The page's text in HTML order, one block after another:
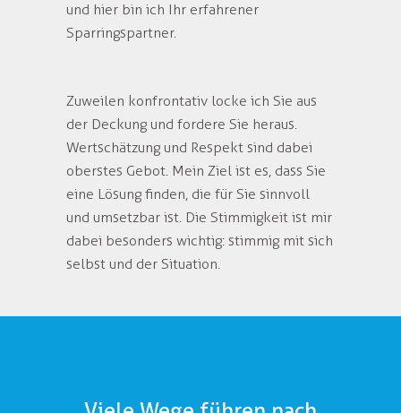
und hier bin ich Ihr erfahrener
Sparringspartner.
Zuweilen konfrontativ locke ich Sie aus
der Deckung und fordere Sie heraus.
Wertschätzung und Respekt sind dabei
oberstes Gebot. Mein Ziel ist es, dass Sie
eine Lösung finden, die für Sie sinnvoll
und umsetzbar ist. Die Stimmigkeit ist mir
dabei besonders wichtig: stimmig mit sich
selbst und der Situation.